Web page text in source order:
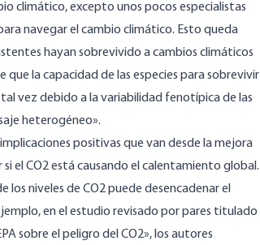
climático, excepto unos pocos especialistas
navegar el cambio climático. Esto queda
hayan sobrevivido a cambios climáticos
la capacidad de las especies para sobrevivir
vez debido a la variabilidad fenotípica de las
heterogéneo».
positivas que van desde la mejora
el CO2 está causando el calentamiento global.
niveles de CO2 puede desencadenar el
en el estudio revisado por pares titulado
sobre el peligro del CO2», los autores